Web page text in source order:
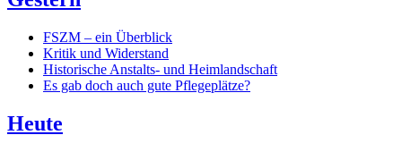
FSZM – ein Überblick
Kritik und Widerstand
Historische Anstalts- und Heimlandschaft
Es gab doch auch gute Pflegeplätze?
Heute